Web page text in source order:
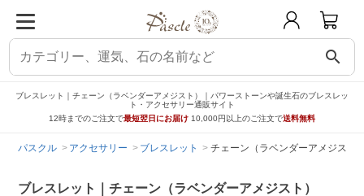
search
ブレスレット｜チェーン（ラベンダーアメジスト）｜パワーストーンや誕生石のブレスレッ
ト・アクセサリー通販サイト
12時までのご注文で最短翌日にお届け 10,000円以上のご注文で送料無料
パスクル アクセサリー ブレスレット チェーン（ラベンダーアメジスト
ブレスレット｜チェーン（ラベンダーアメジスト）